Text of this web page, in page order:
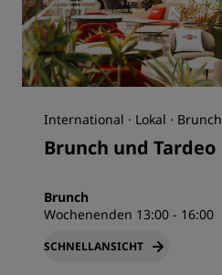
International · Lokal · Brunch
Brunch und Tardeo
Brunch
Wochenenden 13:00 - 16:00
SCHNELLANSICHT